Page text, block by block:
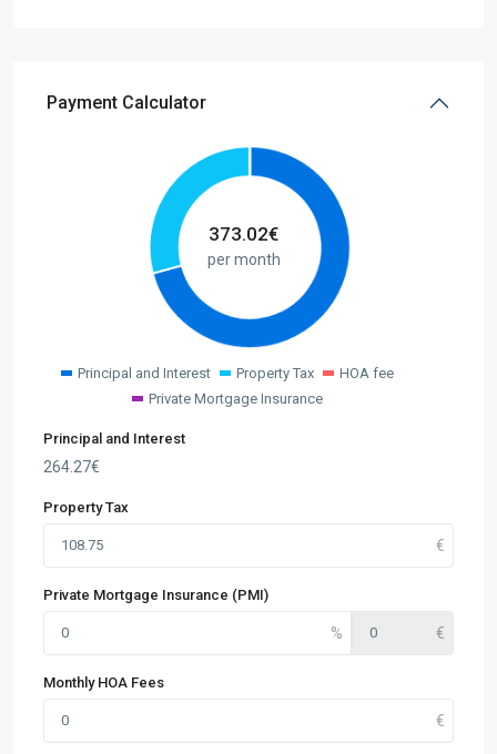
Payment Calculator
373.02€
per month
Principal and Interest Property Tax
HOA fee
Private Mortgage Insurance
Principal and Interest
264.27€
Property Tax
Private Mortgage Insurance (PMI)
Monthly HOA Fees